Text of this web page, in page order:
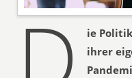
ie
ihrer